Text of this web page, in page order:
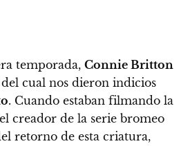
temporada, Connie Britton
cual nos dieron indicios
. Cuando estaban filmando la
creador de la serie bromeo
retorno de esta criatura,